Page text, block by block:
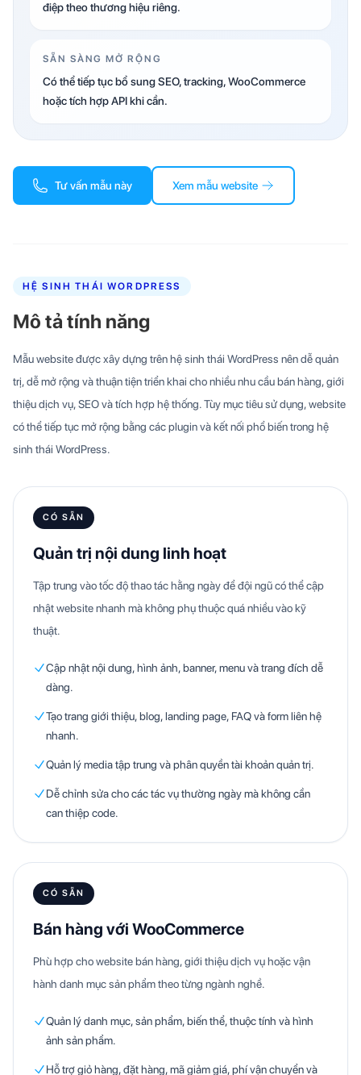
điệp theo thương hiệu riêng.
SẴN SÀNG MỞ RỘNG
Có thể tiếp tục bổ sung SEO, tracking, WooCommerce
hoặc tích hợp API khi cần.
Tư vấn mẫu này Xem mẫu website
HỆ SINH THÁI WORDPRESS
Mô tả tính năng
Mẫu website được xây dựng trên hệ sinh thái WordPress nên dễ quản
trị, dễ mở rộng và thuận tiện triển khai cho nhiều nhu cầu bán hàng, giới
thiệu dịch vụ, SEO và tích hợp hệ thống. Tùy mục tiêu sử dụng, website
có thể tiếp tục mở rộng bằng các plugin và kết nối phổ biến trong hệ
sinh thái WordPress.
CÓ SẴN
Quản trị nội dung linh hoạt
Tập trung vào tốc độ thao tác hằng ngày để đội ngũ có thể cập
nhật website nhanh mà không phụ thuộc quá nhiều vào kỹ
thuật.
Cập nhật nội dung, hình ảnh, banner, menu và trang đích dễ
dàng.
Tạo trang giới thiệu, blog, landing page, FAQ và form liên hệ
nhanh.
Quản lý media tập trung và phân quyền tài khoản quản trị.
Dễ chỉnh sửa cho các tác vụ thường ngày mà không cần
can thiệp code.
CÓ SẴN
Bán hàng với WooCommerce
Phù hợp cho website bán hàng, giới thiệu dịch vụ hoặc vận
hành danh mục sản phẩm theo từng ngành nghề.
Quản lý danh mục, sản phẩm, biến thể, thuộc tính và hình
ảnh sản phẩm.
Hỗ trợ giỏ hàng, đặt hàng, mã giảm giá, phí vận chuyển và